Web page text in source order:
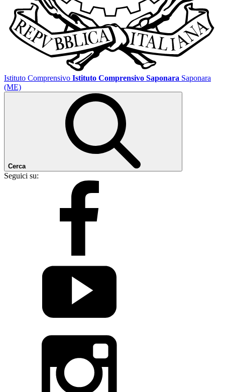
Istituto Comprensivo Istituto Comprensivo Saponara Saponara
(ME)
Cerca
Seguici su: